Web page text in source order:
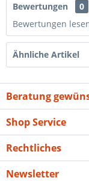
Bewertungen
0
Bewertungen
Ähnliche Artikel
Beratung
Shop Service
Rechtliches
Newsletter